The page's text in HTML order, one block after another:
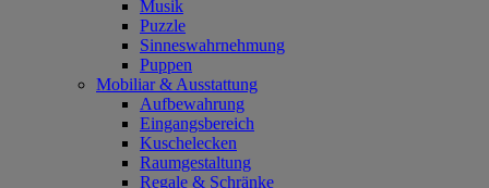
Musik
Puzzle
Sinneswahrnehmung
Puppen
Mobiliar & Ausstattung
Aufbewahrung
Eingangsbereich
Kuschelecken
Raumgestaltung
Regale & Schränke